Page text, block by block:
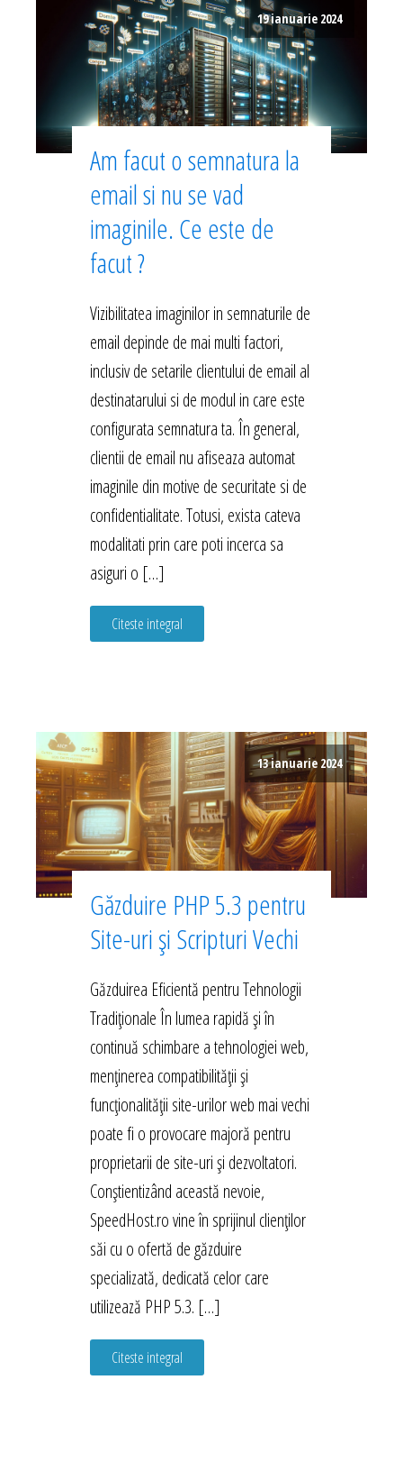
19 ianuarie 2024
Am facut o semnatura la
email si nu se vad
imaginile. Ce este de
facut ?
Vizibilitatea imaginilor in semnaturile de
email depinde de mai multi factori,
inclusiv de setarile clientului de email al
destinatarului si de modul in care este
configurata semnatura ta. În general,
clientii de email nu afiseaza automat
imaginile din motive de securitate si de
confidentialitate. Totusi, exista cateva
modalitati prin care poti incerca sa
asiguri o […]
Citeste integral
13 ianuarie 2024
Găzduire PHP 5.3 pentru
Site-uri și Scripturi Vechi
Găzduirea Eficientă pentru Tehnologii
Tradiționale În lumea rapidă și în
continuă schimbare a tehnologiei web,
menținerea compatibilității și
funcționalității site-urilor web mai vechi
poate fi o provocare majoră pentru
proprietarii de site-uri și dezvoltatori.
Conștientizând această nevoie,
SpeedHost.ro vine în sprijinul clienților
săi cu o ofertă de găzduire
specializată, dedicată celor care
utilizează PHP 5.3. […]
Citeste integral